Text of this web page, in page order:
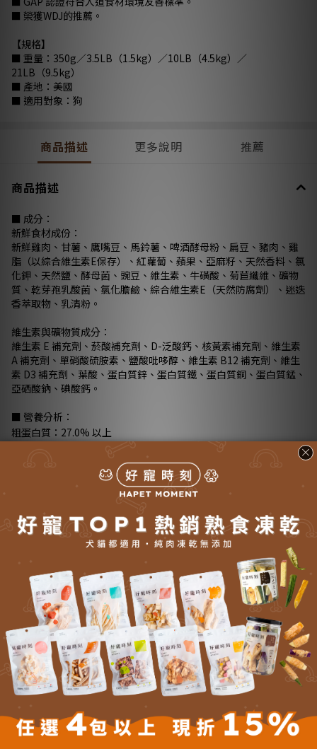
■ 榮獲WDJ的推薦。
【規格】
■ 重量：350g／3.5LB（1.5kg）／10LB（4.5kg）／
21LB（9.5kg）
■ 產地：美國
■ 適用對象：狗
商品描述 更多說明 推薦
商品描述
■ 成分：
新鮮食材成份：
新鮮雞肉、甘薯、鷹嘴豆、馬鈴薯、啤酒酵母粉、扁豆、豬肉、雞
脂（以綜合維生素E保存）、紅蘿蔔、蘋果、亞麻籽、天然香料、氯
化鉀、天然鹽、酵母菌、豌豆、維生素、牛磺酸、菊苣纖維、礦物
質、乾芽孢乳酸菌、氯化膽鹼、綜合維生素E（天然防腐劑）、迷迭
香萃取物、乳清粉。
維生素與礦物質成分：
維生素 E 補充劑、菸酸補充劑、D-泛酸鈣、核黃素補充劑、維生素
A 補充劑、單硝酸硫胺素、鹽酸吡哆醇、維生素 B12 補充劑、維生
素 D3 補充劑、葉酸、蛋白質鋅、蛋白質鐵、蛋白質銅、蛋白質錳、
亞硒酸鈉、碘酸鈣。
■ 營養分析：
粗蛋白質：27.0% 以上
牛磺酸：0.15% 以上
Omega6：3.2% 以上
芽孢乳酸菌：500,000,000 CFU／454g 以上
餵食成份分析：
水份：6.9％
蛋白質：28.3％
脂肪：18.5％
灰分：6.0％
纖維：3.6％
鈣：0.6％
磷：0.5％（151毫克／每100大卡）
鎂：0.1％